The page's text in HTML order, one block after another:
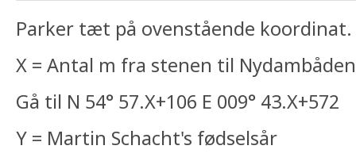
Parker tæt på ovenstående koordinat.
X = Antal m fra stenen til
Gå til N 54° 57.X+106 E 009° 43.X+572
Y = Martin Schacht's fødselsår